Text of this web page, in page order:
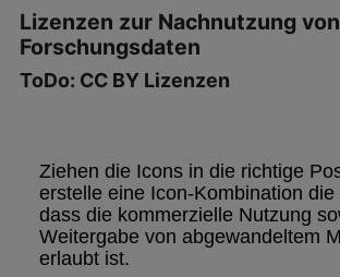
Lizenzen zur Nachnutzung von
Forschungsdaten
ToDo: CC BY Lizenzen